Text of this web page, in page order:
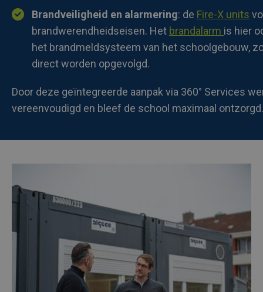
Brandveiligheid en alarmering: de Fire-X units
brandwerendheidseisen. Het brandalarm is hier
het brandmeldsysteem van het schoolgebouw,
direct worden opgevolgd.
Door deze geïntegreerde aanpak via 360° Services
vereenvoudigd en bleef de school maximaal